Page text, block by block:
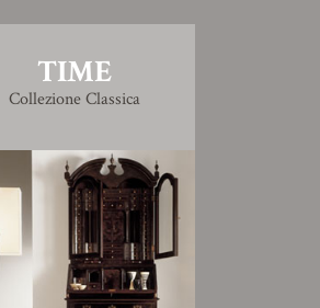
TIME
Collezione Classica